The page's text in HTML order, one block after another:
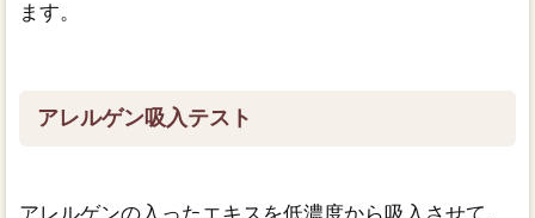
ます。
アレルゲン吸入テスト